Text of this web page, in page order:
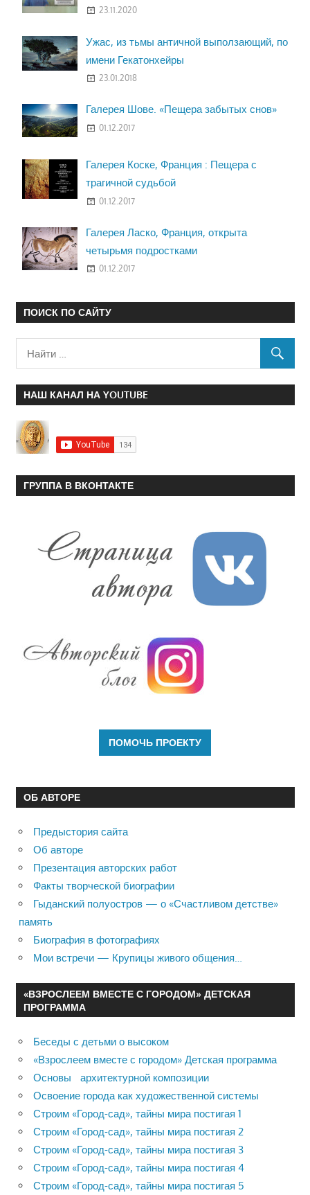
23.11.2020
Ужас, из тьмы античной выползающий, по
имени Гекатонхейры
23.01.2018
Галерея Шове. «Пещера забытых снов»
01.12.2017
Галерея Коске, Франция : Пещера с
трагичной судьбой
01.12.2017
Галерея Ласко, Франция, открыта
четырьмя подростками
01.12.2017
ПОИСК ПО САЙТУ
НАШ КАНАЛ НА YOUTUBE
ГРУППА В ВКОНТАКТЕ
ОБ АВТОРЕ
Предыстория сайта
Об авторе
Презентация авторских работ
Факты творческой биографии
Гыданский полуостров — о «Счастливом детстве»
память
Биография в фотографиях
Мои встречи — Крупицы живого общения…
«ВЗРОСЛЕЕМ ВМЕСТЕ С ГОРОДОМ» ДЕТСКАЯ
ПРОГРАММА
Беседы с детьми о высоком
«Взрослеем вместе с городом» Детская программа
Основы архитектурной композиции
Освоение города как художественной системы
Строим «Город-сад», тайны мира постигая 1
Строим «Город-сад», тайны мира постигая 2
Строим «Город-сад», тайны мира постигая 3
Строим «Город-сад», тайны мира постигая 4
Строим «Город-сад», тайны мира постигая 5